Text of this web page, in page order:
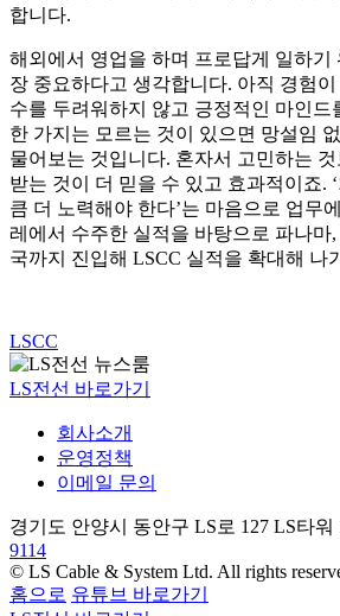
합니다.
해외에서 영업을 하며 프로답게 일하기
장 중요하다고 생각합니다. 아직 경험
수를 두려워하지 않고 긍정적인 마인드
한 가지는 모르는 것이 있으면 망설임
물어보는 것입니다. 혼자서 고민하는
받는 것이 더 믿을 수 있고 효과적이죠.
큼 더 노력해야 한다’는 마음으로 업무
레에서 수주한 실적을 바탕으로 파나마
국까지 진입해 LSCC 실적을 확대해 나
LSCC
LS전선 바로가기
회사소개
운영정책
이메일 문의
경기도 안양시 동안구 LS로 127 LS타워
9114
© LS Cable & System Ltd. All rights
홈으로 유튜브 바로가기